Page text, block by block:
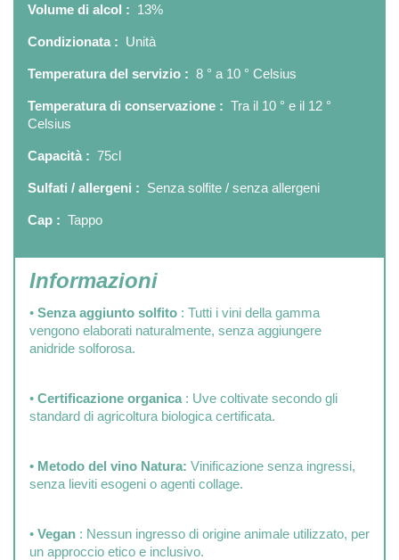
Volume di alcol : 13%
Condizionata : Unità
Temperatura del servizio : 8 ° a 10 ° Celsius
Temperatura di conservazione : Tra il 10 ° e il 12 °
Celsius
Capacità : 75cl
Sulfati / allergeni : Senza solfite / senza allergeni
Cap : Tappo
Informazioni
• Senza aggiunto solfito : Tutti i vini della gamma
vengono elaborati naturalmente, senza aggiungere
anidride solforosa.
• Certificazione organica : Uve coltivate secondo gli
standard di agricoltura biologica certificata.
• Metodo del vino Natura: Vinificazione senza ingressi,
senza lieviti esogeni o agenti collage.
• Vegan : Nessun ingresso di origine animale utilizzato, per
un approccio etico e inclusivo.